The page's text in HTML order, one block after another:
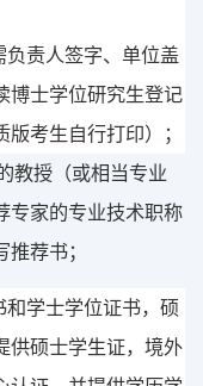
责人签字、单位盖
博士学位研究生登记
版考生自行打印）；
教授（或相当专业
专家的专业技术职称
荐书；
和学士学位证书，硕
供硕士学生证，境外